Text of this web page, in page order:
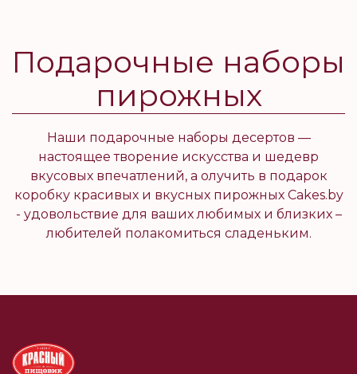
Подарочные наборы
пирожных
Наши подарочные наборы десертов —
настоящее творение искусства и шедевр
вкусовых впечатлений, а олучить в подарок
коробку красивых и вкусных пирожных Cakes.by
- удовольствие для ваших любимых и близких –
любителей полакомиться сладеньким.